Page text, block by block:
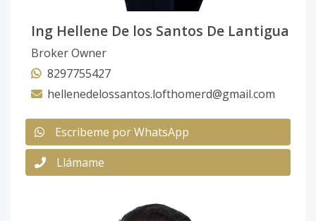
Ing Hellene De los Santos De Lantigua
Broker Owner
8297755427
hellenedelossantos.lofthomerd@gmail.com
Escribeme por WhatsApp
Llámame